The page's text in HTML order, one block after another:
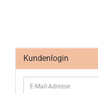
Kundenlogin